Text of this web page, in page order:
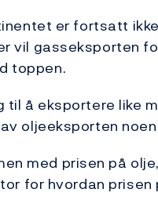
er fortsatt
vil gasseksporten
toppen.
til å eksportere like
oljeeksporten
med prisen på
for hvordan